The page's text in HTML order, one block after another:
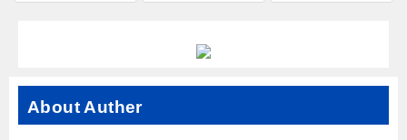
About Auther